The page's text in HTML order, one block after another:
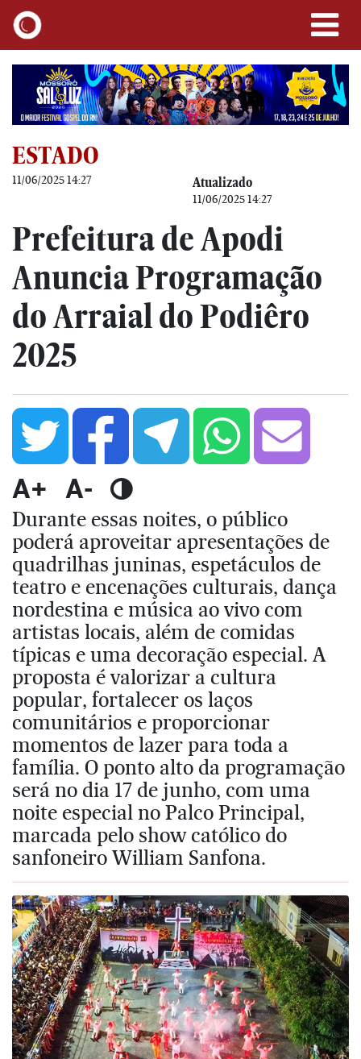
ESTADO
11/06/2025 14:27 Atualizado
11/06/2025 14:27
Prefeitura de Apodi
Anuncia Programação
do Arraial do Podiêro
2025
A+ A-
Durante essas noites, o público
poderá aproveitar apresentações de
quadrilhas juninas, espetáculos de
teatro e encenações culturais, dança
nordestina e música ao vivo com
artistas locais, além de comidas
típicas e uma decoração especial. A
proposta é valorizar a cultura
popular, fortalecer os laços
comunitários e proporcionar
momentos de lazer para toda a
família. O ponto alto da programação
será no dia 17 de junho, com uma
noite especial no Palco Principal,
marcada pelo show católico do
sanfoneiro William Sanfona.